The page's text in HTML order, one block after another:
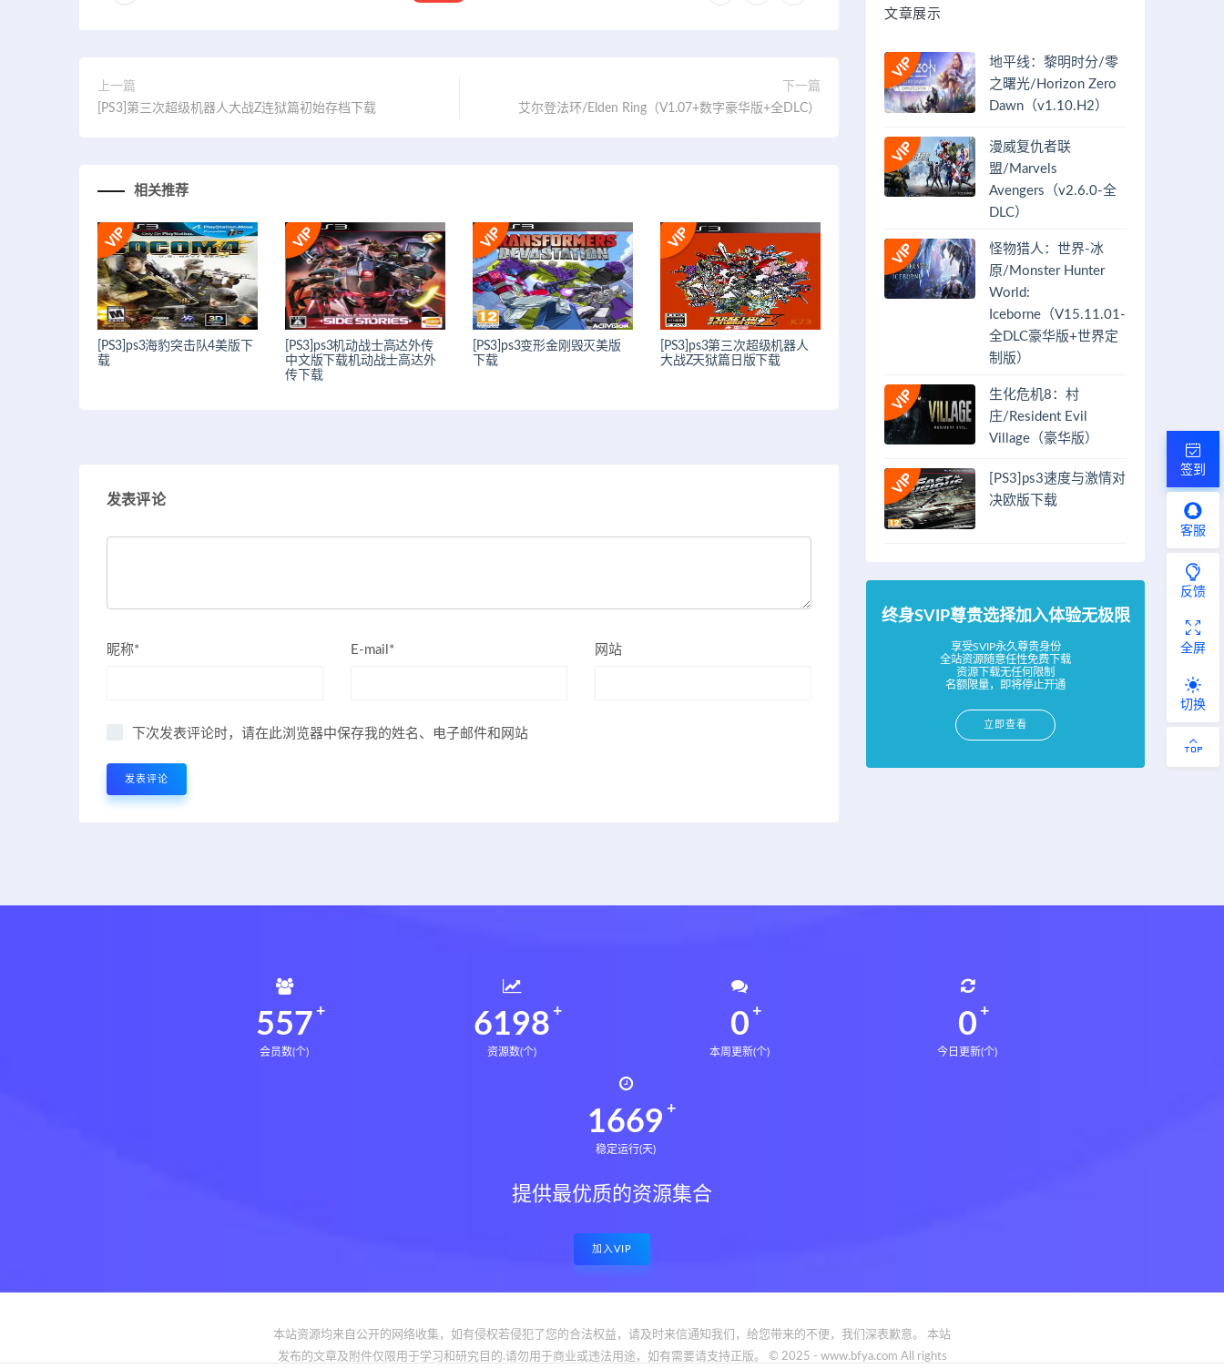
上一篇
[PS3]第三次超级机器人大战Z连狱篇初始存档下载
下一篇
艾尔登法环/Elden Ring（V1.07+数字豪华版+全DLC）
相关推荐
[PS3]ps3海豹突击队4美版下
载
[PS3]ps3机动战士高达外传
中文版下载机动战士高达外
传下载
[PS3]ps3变形金刚毁灭美版
下载
[PS3]ps3第三次超级机器人
大战Z天狱篇日版下载
发表评论
昵称* E-mail* 网站
下次发表评论时，请在此浏览器中保存我的姓名、电子邮件和网站
文章展示
地平线：黎明时分/零
之曙光/Horizon Zero
Dawn（v1.10.H2）
漫威复仇者联
盟/Marvels
Avengers（v2.6.0-全
DLC）
怪物猎人：世界-冰
原/Monster Hunter
World:
Iceborne（V15.11.01-
全DLC豪华版+世界定
制版）
生化危机8：村
庄/Resident Evil
Village（豪华版）
[PS3]ps3速度与激情对
决欧版下载
终身SVIP尊贵选择加入体验无极限
享受SVIP永久尊贵身份
全站资源随意任性免费下载
资源下载无任何限制
名额限量，即将停止开通
立即查看
561
会员数(个)
6235
资源数(个)
0
本周更新(个)
0
今日更新(个)
1679
稳定运行(天)
提供最优质的资源集合
加入VIP
本站资源均来自公开的网络收集，如有侵权若侵犯了您的合法权益，请及时来信通知我们，给您带来的不便，我们深表歉意。 本站
发布的文章及附件仅限用于学习和研究目的.请勿用于商业或违法用途，如有需要请支持正版。 © 2025 - www.bfya.com All rights
签到
客服
反馈
全屏
切换